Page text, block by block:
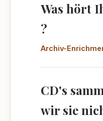
Was hört
?
Archiv-
CD's
wir sie